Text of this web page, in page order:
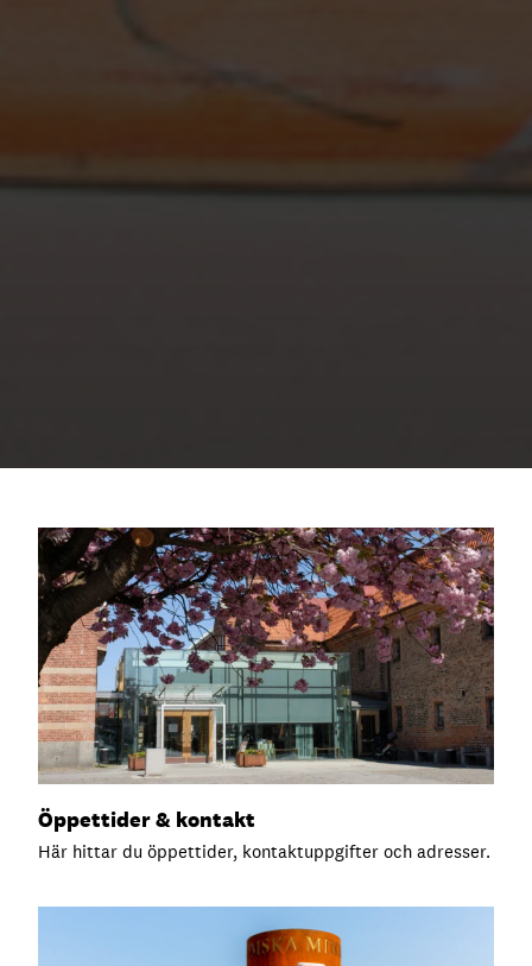
Öppettider & kontakt
Här hittar du öppettider, kontaktuppgifter och adresser.